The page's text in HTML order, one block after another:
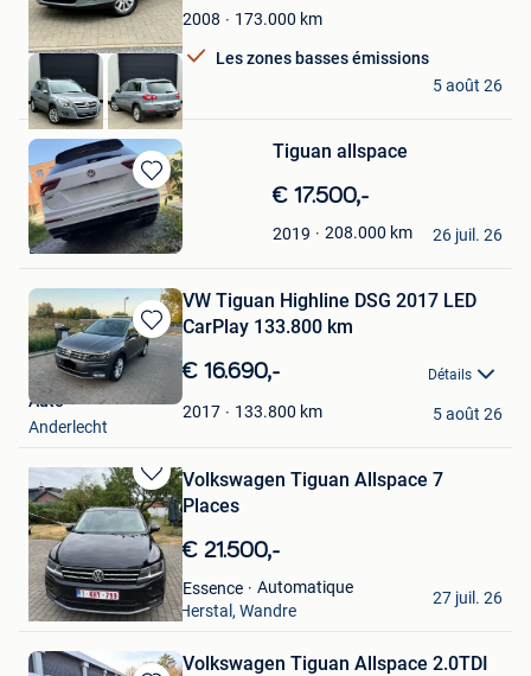
2008 173.000 km
Les zones basses émissions
RM AUTO
Haacht
5 août 26
Sauvegarder
dans
Mes
Favoris
Tiguan allspace
€ 17.500,-
2019 208.000 km
Mel. Bel.
Bruxelles
26 juil. 26
Sauvegarder
dans
Mes
Favoris
VW Tiguan Highline DSG 2017 LED
CarPlay 133.800 km
€ 16.690,- Détails
2017 133.800 km
Auto
Anderlecht
5 août 26
Sauvegarder
dans
Mes
Favoris
Volkswagen Tiguan Allspace 7
Places
€ 21.500,-
Essence Automatique
Oscar YEZA
Cheratte + Partie De Herstal, Wandre
27 juil. 26
Volkswagen Tiguan Allspace 2.0TDI